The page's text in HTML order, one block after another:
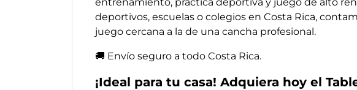
deportivos, escuelas o colegios en Costa Rica,
juego cercana a la de una cancha profesional.
🚚 Envío seguro a todo Costa Rica.
¡Ideal para tu casa! Adquiera hoy el